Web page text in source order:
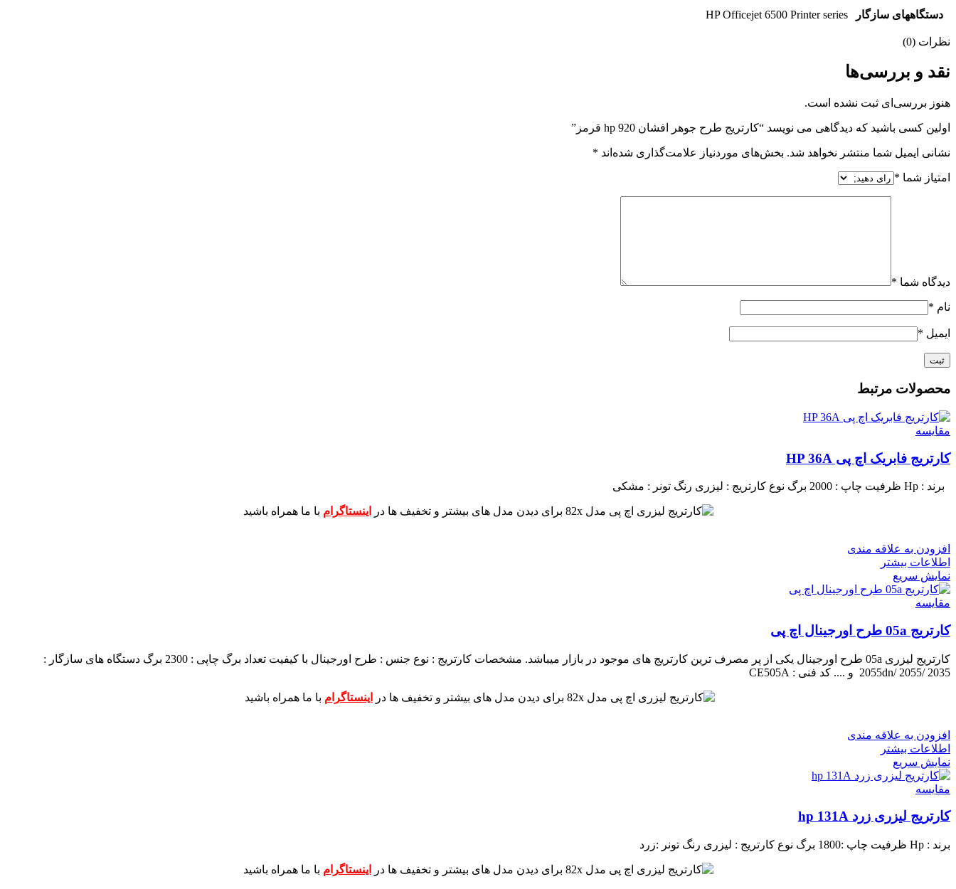
دستگاههای سازگار HP Officejet 6500 Printer series
نظرات (0)
نقد و بررسی‌ها
هنوز بررسی‌ای ثبت نشده است.
اولین کسی باشید که دیدگاهی می نویسد “کارتریج طرح جوهر افشان 920 hp قرمز”
نشانی ایمیل شما منتشر نخواهد شد. بخش‌های موردنیاز علامت‌گذاری شده‌اند *
امتیاز شما *
دیدگاه شما *
نام *
ایمیل *
محصولات مرتبط
مقايسه
کارتریج فابریک اچ پی HP 36A
برند : Hp ظرفیت چاپ : 2000 برگ نوع کارتریج : لیزری رنگ تونر : مشکی
برای دیدن مدل های بیشتر و تخفیف ها در اینستاگرام با ما همراه باشید
افزودن به علاقه مندی
اطلاعات بیشتر
نمایش سریع
مقايسه
کارتریج 05a طرح اورجینال اچ پی
کارتریج لیزری 05a طرح اورجینال یکی از پر مصرف ترین کارتریج های موجود در بازار میباشد. مشخصات کارتریج : نوع جنس : طرح اورجینال با کیفیت تعداد برگ چاپی : 2300 برگ
دستگاه های سازگار :
2055dn/ 2055/ 2035 و ....
کد فنی : CE505A
برای دیدن مدل های بیشتر و تخفیف ها در اینستاگرام با ما همراه باشید
افزودن به علاقه مندی
اطلاعات بیشتر
نمایش سریع
مقايسه
کارتریج لیزری زرد hp 131A
برند : Hp ظرفیت چاپ :1800 برگ نوع کارتریج : لیزری رنگ تونر :زرد
برای دیدن مدل های بیشتر و تخفیف ها در اینستاگرام با ما همراه باشید